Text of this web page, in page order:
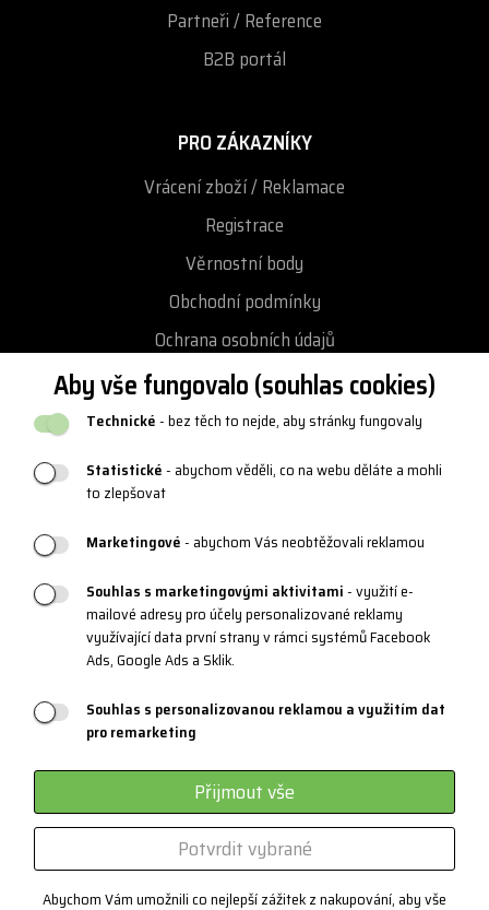
Aby vše fungovalo (souhlas cookies)
Abychom Vám umožnili co nejlepší zážitek z nakupování, aby vše
Technické- bez těch to nejde, aby stránky fungovaly
Statistické- abychom věděli, co na webu děláte a mohli
to zlepšovat
Marketingové- abychom Vás neobtěžovali reklamou
Souhlas s marketingovými aktivitami- využití e-
mailové adresy pro účely personalizované reklamy
využívající data první strany v rámci systémů Facebook
Ads, Google Ads a Sklik.
Souhlas s personalizovanou reklamou a využitím dat
pro remarketing
Potvrdit vybrané
Přijmout vše
Partneři / Reference
B2B portál
PRO ZÁKAZNÍKY
Vrácení zboží / Reklamace
Registrace
Věrnostní body
Obchodní podmínky
Ochrana osobních údajů
Podmínky vrácení / výměny zboží
Reklamační řád
Velikostní tabulky
Údržba oblečení a obuvi
Materiály a technologie
Systém 3 vrstev
Sportovní brýle - kategorie
Certifikáty
Zakázková výroba